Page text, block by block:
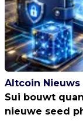
Altcoin Nieuws
Sui bouwt
nieuwe seed